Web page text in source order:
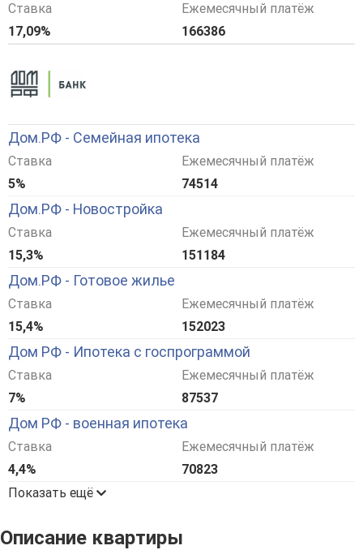
Ставка
17,09%
Ежемесячный платёж
166386
Дом.РФ - Семейная ипотека
Ставка
5%
Ежемесячный платёж
74514
Дом.РФ - Новостройка
Ставка
15,3%
Ежемесячный платёж
151184
Дом.РФ - Готовое жилье
Ставка
15,4%
Ежемесячный платёж
152023
Дом РФ - Ипотека с госпрограммой
Ставка
7%
Ежемесячный платёж
87537
Дом РФ - военная ипотека
Ставка
4,4%
Ежемесячный платёж
70823
Показать ещё
Описание квартиры